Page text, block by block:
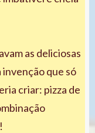
as deliciosas
invenção que só
criar: pizza de